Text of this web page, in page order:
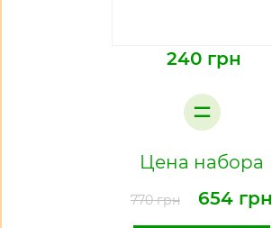
240 грн
=
Цена набора
770 грн 654 грн